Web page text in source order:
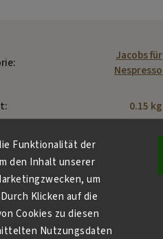
Funktionalität der
den Inhalt unserer
um
Klicken auf die
Cookies zu diesen
Nutzungsdaten
:
Jacobs für
Nespresso
: 0.15 kg
8711000485798
JACOBS DOUWE
EGBERTS DE GmbH,
Langemarckstrasse
16, 28199 Bremen,